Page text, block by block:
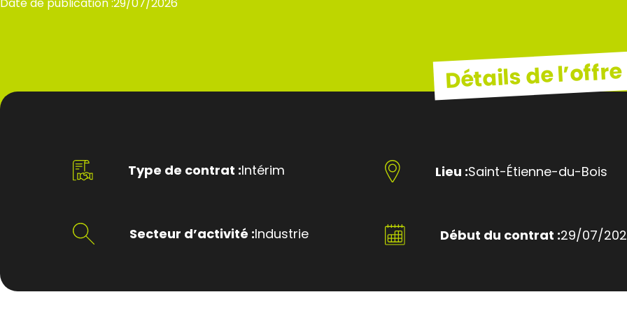
Détails de l’offre
Type de contrat :Intérim
Secteur d’activité :Industrie
Lieu :Saint-Étienne-du-Bois
Début du contrat :29/07/